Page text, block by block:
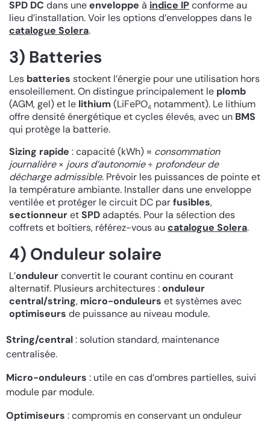
SPD DC dans uneenveloppe à indice IPconforme au
lieu d’installation. Voir les options d’enveloppes dans le
catalogue Solera.
3) Batteries
Les batteries stockent l’énergie pour une utilisation hors
ensoleillement. On distingue principalement le plomb
(AGM, gel) et le lithium (LiFePO4 notamment). Le lithium
offre densité énergétique et cycles élevés, avec un BMS
qui protège la batterie.
Sizing rapide : capacité (kWh) ≈ consommation
journalière× jours d’autonomie÷ profondeur de
décharge admissible. Prévoir les puissances de pointe et
la température ambiante. Installer dans une enveloppe
ventilée et protéger le circuit DC parfusibles,
sectionneuretSPDadaptés. Pour la sélection des
coffrets et boîtiers, référez-vous au catalogue Solera.
4) Onduleur solaire
L’onduleurconvertit le courant continu en courant
alternatif. Plusieurs architectures :onduleur
central/string, micro-onduleurs et systèmes avec
optimiseurs de puissance au niveau module.
String/central: solution standard, maintenance
centralisée.
Micro-onduleurs : utile en cas d’ombres partielles, suivi
module par module.
Optimiseurs : compromis en conservant un onduleur